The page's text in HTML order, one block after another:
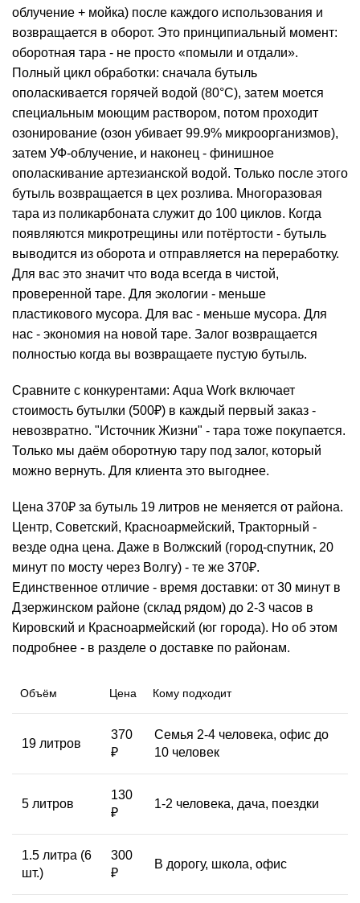
облучение + мойка) после каждого использования и
возвращается в оборот. Это принципиальный момент:
оборотная тара - не просто «помыли и отдали».
Полный цикл обработки: сначала бутыль
ополаскивается горячей водой (80°C), затем моется
специальным моющим раствором, потом проходит
озонирование (озон убивает 99.9% микроорганизмов),
затем УФ-облучение, и наконец - финишное
ополаскивание артезианской водой. Только после этого
бутыль возвращается в цех розлива. Многоразовая
тара из поликарбоната служит до 100 циклов. Когда
появляются микротрещины или потёртости - бутыль
выводится из оборота и отправляется на переработку.
Для вас это значит что вода всегда в чистой,
проверенной таре. Для экологии - меньше
пластикового мусора. Для вас - меньше мусора. Для
нас - экономия на новой таре. Залог возвращается
полностью когда вы возвращаете пустую бутыль.
Сравните с конкурентами: Aqua Work включает
стоимость бутылки (500₽) в каждый первый заказ -
невозвратно. "Источник Жизни" - тара тоже покупается.
Только мы даём оборотную тару под залог, который
можно вернуть. Для клиента это выгоднее.
Цена 370₽ за бутыль 19 литров не меняется от района.
Центр, Советский, Красноармейский, Тракторный -
везде одна цена. Даже в Волжский (город-спутник, 20
минут по мосту через Волгу) - те же 370₽.
Единственное отличие - время доставки: от 30 минут в
Дзержинском районе (склад рядом) до 2-3 часов в
Кировский и Красноармейский (юг города). Но об этом
подробнее - в разделе о доставке по районам.
Объём Цена Кому подходит
19 литров
370
₽
Семья 2-4 человека, офис до
10 человек
5 литров
130
₽
1-2 человека, дача, поездки
1.5 литра (6
шт.)
300
₽
В дорогу, школа, офис